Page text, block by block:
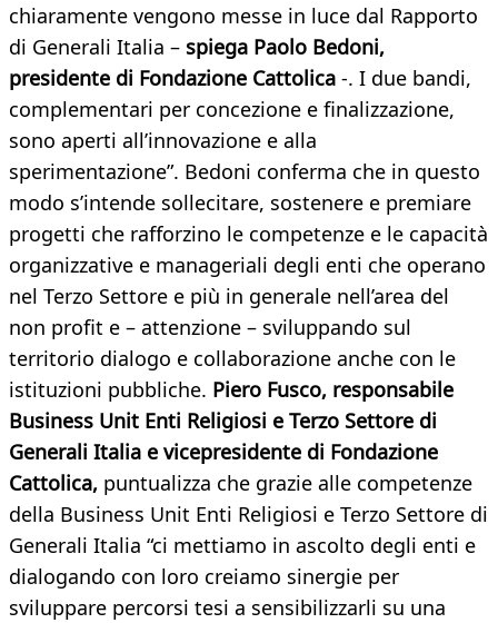
chiaramente vengono messe in luce dal Rapporto
di Generali Italia – spiega Paolo Bedoni,
presidente di Fondazione Cattolica -. I due bandi,
complementari per concezione e finalizzazione,
sono aperti all’innovazione e alla
sperimentazione”. Bedoni conferma che in questo
modo s’intende sollecitare, sostenere e premiare
progetti che rafforzino le competenze e le capacità
organizzative e manageriali degli enti che operano
nel Terzo Settore e più in generale nell’area del
non profit e – attenzione – sviluppando sul
territorio dialogo e collaborazione anche con le
istituzioni pubbliche. Piero Fusco, responsabile
Business Unit Enti Religiosi e Terzo Settore di
Generali Italia e vicepresidente di Fondazione
Cattolica, puntualizza che grazie alle competenze
della Business Unit Enti Religiosi e Terzo Settore di
Generali Italia “ci mettiamo in ascolto degli enti e
dialogando con loro creiamo sinergie per
sviluppare percorsi tesi a sensibilizzarli su una